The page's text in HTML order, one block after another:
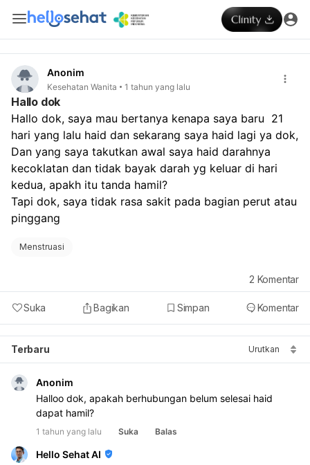
Anonim
Kesehatan Wanita 1 tahun yang lalu
Hallo dok
Hallo dok, saya mau bertanya kenapa saya baru  21
hari yang lalu haid dan sekarang saya haid lagi ya dok,
Dan yang saya takutkan awal saya haid darahnya
kecoklatan dan tidak bayak darah yg keluar di hari
kedua, apakh itu tanda hamil?
Tapi dok, saya tidak rasa sakit pada bagian perut atau
pinggang
Menstruasi
Suka Bagikan Simpan Komentar
2 Komentar
Terbaru Urutkan
Anonim
Halloo dok, apakah berhubungan belum selesai haid
dapat hamil?
1 tahun yang lalu Suka Balas
Hello Sehat AI